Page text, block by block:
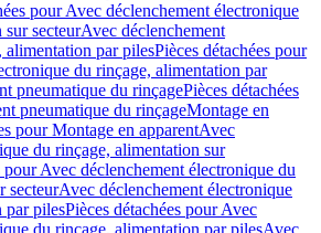
pour Avec déclenchement électronique
secteurAvec déclenchement
alimentation par pilesPièces détachées pour
du rinçage, alimentation par
pneumatique du rinçagePièces détachées
pneumatique du rinçageMontage en
pour Montage en apparentAvec
du rinçage, alimentation sur
pour Avec déclenchement électronique du
secteurAvec déclenchement électronique
par pilesPièces détachées pour Avec
du rinçage, alimentation par pilesAvec